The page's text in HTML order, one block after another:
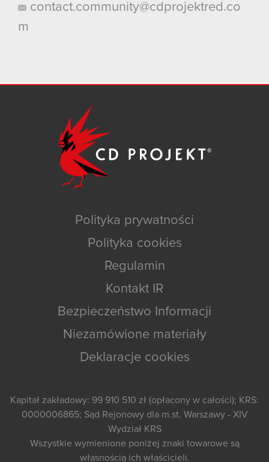
contact.community@cdprojektred.co
m
Polityka prywatności
Polityka cookies
Regulamin
Kontakt IR
Bezpieczeństwo Informacji
Niezamówione materiały
Deklaracje cookies
Kapitał zakładowy: 99 910 510 zł (opłacony w całości); KRS:
0000006865; Sąd Rejonowy dla m.st. Warszawy - XIV
Wydział KRS
Wszystkie wymienione poniżej znaki towarowe są
własnością ich właścicieli.